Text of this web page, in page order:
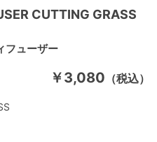
CUTTING GRASS
フューザー
￥3,080 （税込）